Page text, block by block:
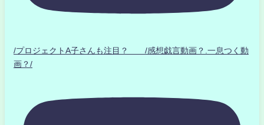
/プロジェクトA子さんも注目？ /感想戯言動画？.一息つく動
画？/